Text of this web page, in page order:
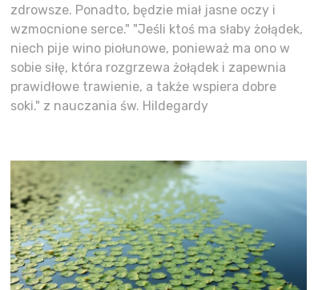
zdrowsze. Ponadto, będzie miał jasne oczy i
wzmocnione serce." "Jeśli ktoś ma słaby żołądek,
niech pije wino piołunowe, ponieważ ma ono w
sobie siłę, która rozgrzewa żołądek i zapewnia
prawidłowe trawienie, a także wspiera dobre
soki." z nauczania św. Hildegardy